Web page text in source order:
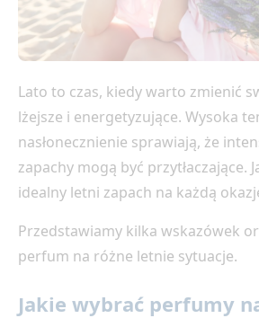
Lato to czas, kiedy warto zmienić
lżejsze i energetyzujące. Wysoka
nasłonecznienie sprawiają, że
zapachy mogą być przytłaczające.
idealny letni zapach na każdą
Przedstawiamy kilka wskazówek
perfum na różne letnie sytuacje.
Jakie wybrać perfumy